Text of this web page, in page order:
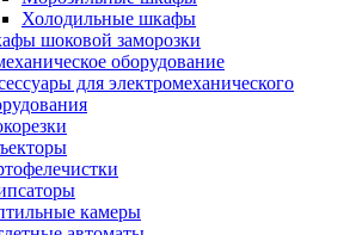
Холодильные шкафы
шоковой заморозки
оборудование
для электромеханического
камеры